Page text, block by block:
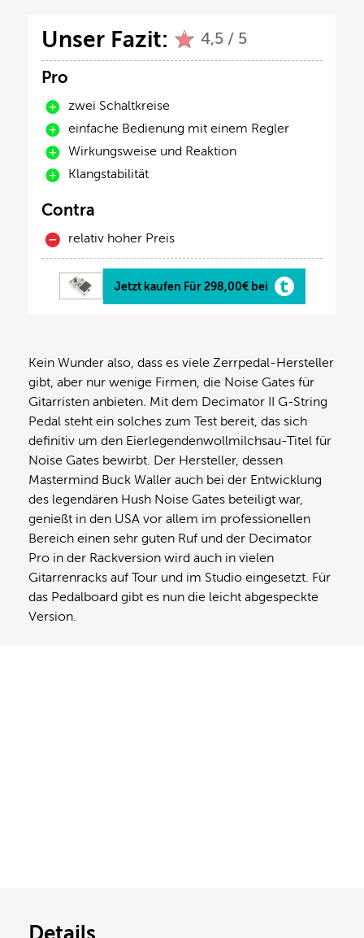
Unser Fazit: 4,5 / 5
Pro
zwei Schaltkreise
einfache Bedienung mit einem Regler
Wirkungsweise und Reaktion
Klangstabilität
Contra
relativ hoher Preis
Jetzt kaufen Für 298,00€ bei
Kein Wunder also, dass es viele Zerrpedal-Hersteller
gibt, aber nur wenige Firmen, die Noise Gates für
Gitarristen anbieten. Mit dem Decimator II G-String
Pedal steht ein solches zum Test bereit, das sich
definitiv um den Eierlegendenwollmilchsau-Titel für
Noise Gates bewirbt. Der Hersteller, dessen
Mastermind Buck Waller auch bei der Entwicklung
des legendären Hush Noise Gates beteiligt war,
genießt in den USA vor allem im professionellen
Bereich einen sehr guten Ruf und der Decimator
Pro in der Rackversion wird auch in vielen
Gitarrenracks auf Tour und im Studio eingesetzt. Für
das Pedalboard gibt es nun die leicht abgespeckte
Version.